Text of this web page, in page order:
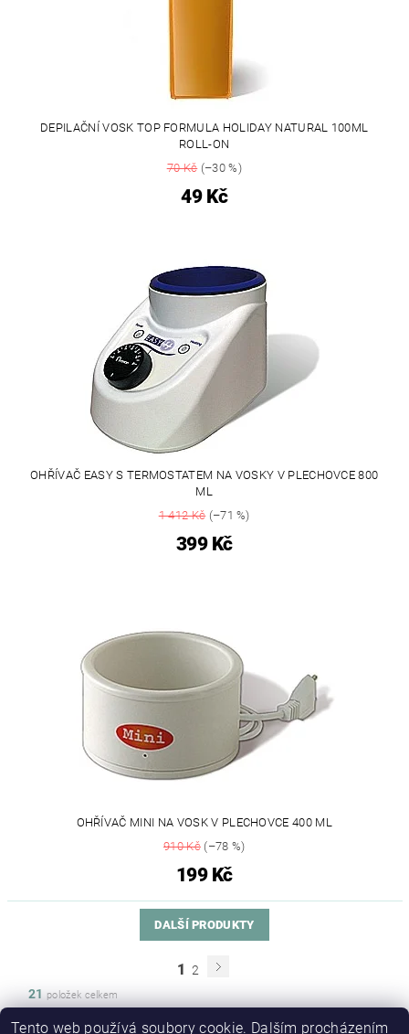
DEPILAČNÍ VOSK TOP FORMULA HOLIDAY NATURAL 100ML
ROLL-ON
70 Kč(–30 %)
49 Kč
OHŘÍVAČ EASY S TERMOSTATEM NA VOSKY V PLECHOVCE 800
ML
1 412 Kč(–71 %)
399 Kč
OHŘÍVAČ MINI NA VOSK V PLECHOVCE 400 ML
910 Kč(–78 %)
199 Kč
DALŠÍ PRODUKTY
1 2
21 položek celkem
Tento web používá soubory cookie. Dalším procházením